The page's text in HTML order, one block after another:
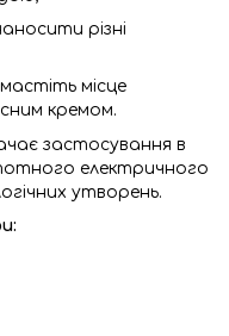
різні
місце
кремом.
застосування в
електричного
утворень.